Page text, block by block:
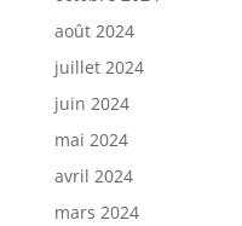
août 2024
juillet 2024
juin 2024
mai 2024
avril 2024
mars 2024